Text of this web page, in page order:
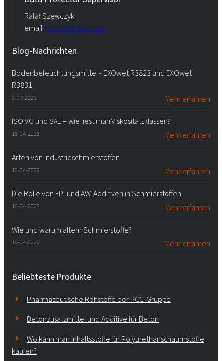
Rafał Szewczyk
email: iod.rokita@pcc.eu
Blog-Nachrichten
Bodenbefeuchtungsmittel - EXOwet R3823 und EXOwet
R3831
9-07-2026 Mehr erfahren
ISO VG und SAE – wie liest man Viskositätsklassen?
16-04-2026 Mehr erfahren
Arten von Industrieschmierstoffen
16-04-2026 Mehr erfahren
Die Rolle von EP- und AW-Additiven in Schmierstoffen
16-04-2026 Mehr erfahren
Wie und warum altern Schmierstoffe?
16-04-2026 Mehr erfahren
Beliebteste Produkte
Pharmazeutische Rohstoffe der PCC-Gruppe
Betonzusatzmittel und Additive für Beton
Wo kann man Inhaltsstoffe für Polyurethanschaumstoffe
kaufen?